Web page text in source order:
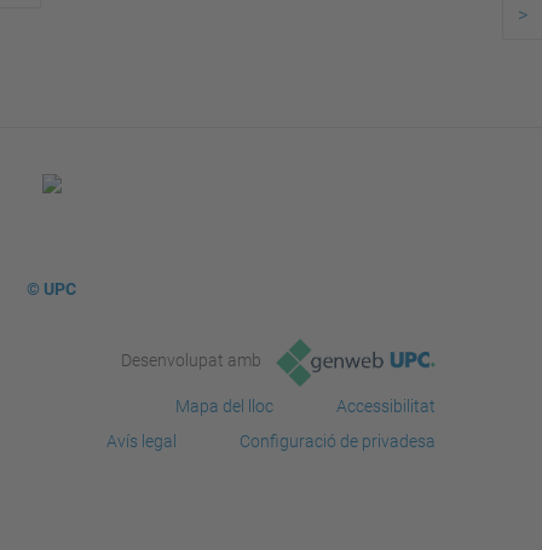
>
© UPC
Desenvolupat amb
Mapa del lloc
Accessibilitat
Avís legal
Configuració de privadesa